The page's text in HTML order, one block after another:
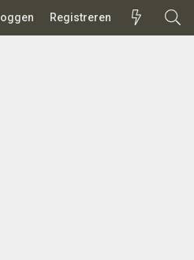
Registreren